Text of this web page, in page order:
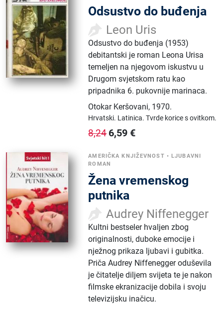
Odsustvo do buđenja
Leon Uris
Odsustvo do buđenja (1953)
debitantski je roman Leona Urisa
temeljen na njegovom iskustvu u
Drugom svjetskom ratu kao
pripadnika 6. pukovnije marinaca.
Otokar Keršovani, 1970.
Hrvatski. Latinica.Tvrde korice s ovitkom.
8,24 6,59 €
AMERIČKA KNJIŽEVNOST •LJUBAVNI
ROMAN
Žena vremenskog
putnika
Audrey Niffenegger
Kultni bestseler hvaljen zbog
originalnosti, duboke emocije i
nježnog prikaza ljubavi i gubitka.
Priča Audrey Niffenegger oduševila
je čitatelje diljem svijeta te je nakon
filmske ekranizacije dobila i svoju
televizijsku inačicu.